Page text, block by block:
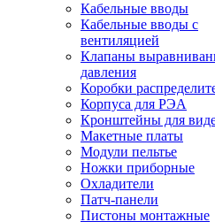
Кабельные вводы
Кабельные вводы с
вентиляцией
Клапаны
давления
Коробки
Корпуса для РЭА
Кронштейны для
Макетные платы
Модули пельтье
Ножки приборные
Охладители
Патч-панели
Пистоны монтажные